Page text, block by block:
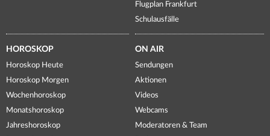
Flugplan Frankfurt
Schulausfälle
HOROSKOP
Horoskop Heute
Horoskop Morgen
Wochenhoroskop
Monatshoroskop
Jahreshoroskop
ON AIR
Sendungen
Aktionen
Videos
Webcams
Moderatoren & Team